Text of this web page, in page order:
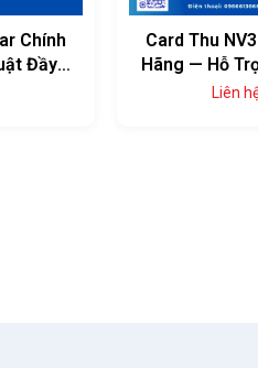
Chính
Đầy
Card Thu
Hãng — Hỗ
Liên